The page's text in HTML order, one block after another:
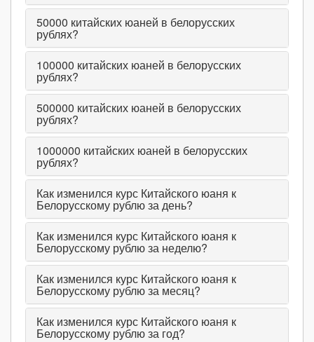
50000 китайских юаней в белорусских
рублях?
100000 китайских юаней в белорусских
рублях?
500000 китайских юаней в белорусских
рублях?
1000000 китайских юаней в белорусских
рублях?
Как изменился курс Китайского юаня к
Белорусскому рублю за день?
Как изменился курс Китайского юаня к
Белорусскому рублю за неделю?
Как изменился курс Китайского юаня к
Белорусскому рублю за месяц?
Как изменился курс Китайского юаня к
Белорусскому рублю за год?